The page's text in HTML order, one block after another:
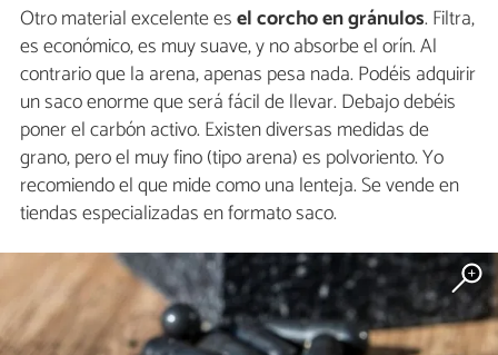
Otro material excelente esel corcho en gránulos. Filtra,
es económico, es muy suave, y no absorbe el orín. Al
contrario que la arena, apenas pesa nada. Podéis adquirir
un saco enorme que será fácil de llevar. Debajo debéis
poner el carbón activo. Existen diversas medidas de
grano, pero el muy fino (tipo arena) es polvoriento. Yo
recomiendo el que mide como una lenteja. Se vende en
tiendas especializadas en formato saco.